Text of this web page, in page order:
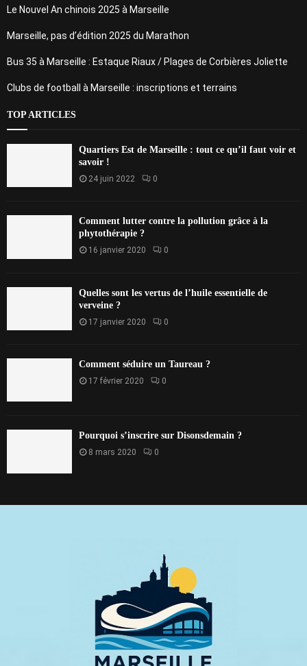
Le Nouvel An chinois 2025 à Marseille
Marseille, pas d’édition 2025 du Marathon
Bus 35 à Marseille : Estaque Riaux / Plages de Corbières Joliette
Clubs de football à Marseille : inscriptions et terrains
TOP ARTICLES
Quartiers Est de Marseille : tout ce qu’il faut voir et
savoir !
24 juin 2022 0
Comment lutter contre la pollution grâce à la
phytothérapie ?
16 janvier 2020 0
Quelles sont les vertus de l’huile essentielle de
verveine ?
17 janvier 2020 0
Comment séduire un Taureau ?
17 février 2020 0
Pourquoi s’inscrire sur Disonsdemain ?
8 mars 2020 0